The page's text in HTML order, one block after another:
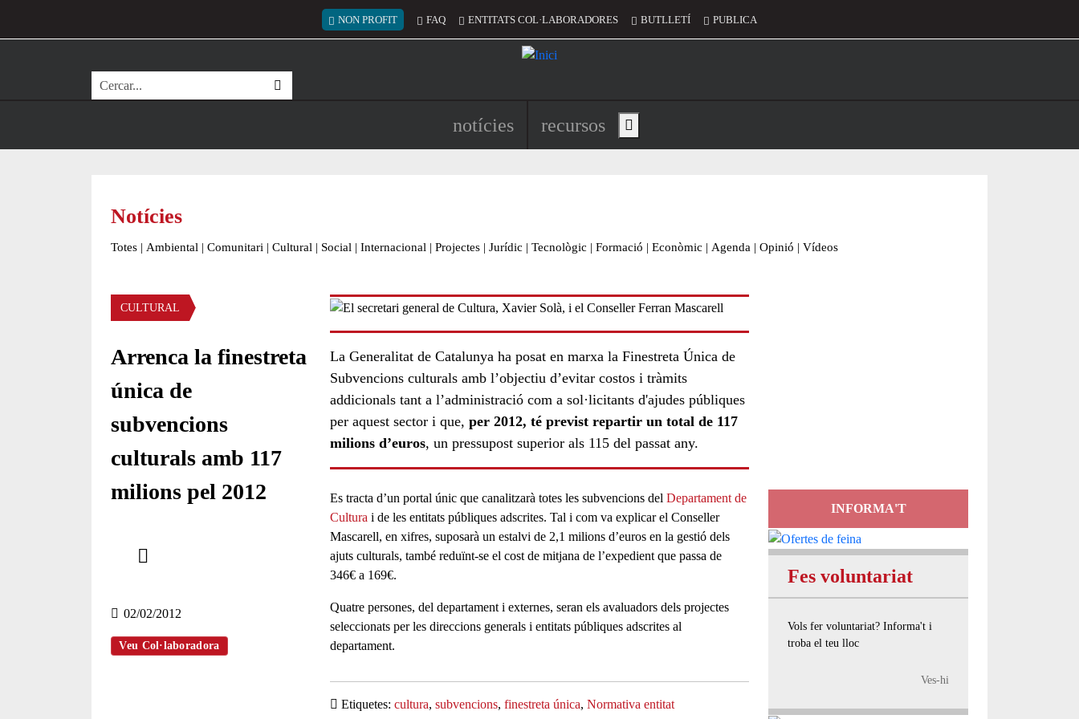
Menú del compte d'usuari
NON PROFIT FAQ ENTITATS COL·LABORADORES BUTLLETÍ PUBLICA
Cerca
Navegació principal de l'encapçalament
notícies recursos Show main menu
Notícies
Totes | Ambiental | Comunitari | Cultural | Social | Internacional | Projectes | Jurídic | Tecnològic | Formació | Econòmic | Agenda | Opinió | Vídeos
Àmbit de la notícia
CULTURAL
Arrenca la finestreta
única de
subvencions
culturals amb 117
milions pel 2012
02/02/2012
Veu Col·laboradora
La Generalitat de Catalunya ha posat en marxa la Finestreta Única de
Subvencions culturals amb l’objectiu d’evitar costos i tràmits
addicionals tant a l’administració com a sol·licitants d'ajudes públiques
per aquest sector i que, per 2012, té previst repartir un total de 117
milions d’euros, un pressupost superior als 115 del passat any.
Es tracta d’un portal únic que canalitzarà totes les subvencions del Departament de
Cultura i de les entitats públiques adscrites. Tal i com va explicar el Conseller
Mascarell, en xifres, suposarà un estalvi de 2,1 milions d’eurosen la gestió dels
ajuts culturals, també reduïnt-se el cost de mitjana de l’expedient que passa de
346€ a 169€.
Quatre persones, del departament i externes, seran els avaluadors dels projectes
seleccionats per les direccions generals i entitats públiques adscrites al
departament.
Etiquetes cultura subvencions finestreta única Normativa entitat
INFORMA'T
Fes voluntariat
Vols fer voluntariat? Informa't i
troba el teu lloc
Ves-hi